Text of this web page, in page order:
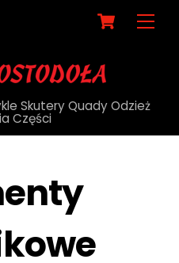
Skutery Quady Odzież
Części